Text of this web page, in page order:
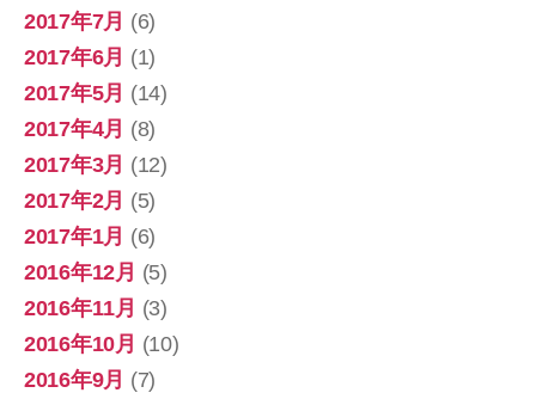
2017年7月 (6)
2017年6月 (1)
2017年5月 (14)
2017年4月 (8)
2017年3月 (12)
2017年2月 (5)
2017年1月 (6)
2016年12月 (5)
2016年11月 (3)
2016年10月 (10)
2016年9月 (7)